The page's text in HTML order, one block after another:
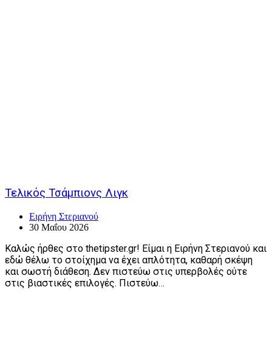
Τελικός Τσάμπιονς Λιγκ
Ειρήνη Στεριανού
30 Μαΐου 2026
Καλώς ήρθες στο thetipster.gr! Είμαι η Ειρήνη Στεριανού και
εδώ θέλω το στοίχημα να έχει απλότητα, καθαρή σκέψη
και σωστή διάθεση. Δεν πιστεύω στις υπερβολές ούτε
στις βιαστικές επιλογές. Πιστεύω…